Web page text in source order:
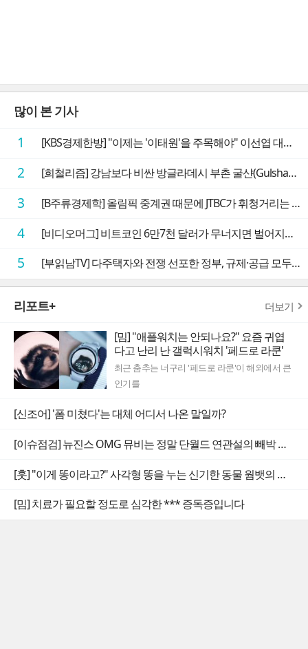
많이 본 기사
1 [KBS경제한방] "이제는 '이태원'을 주목해야" 이선엽 대표가 말하는 AI 시대 투자 성과를 가르는 지점들
2 [희철리즘] 강남보다 비싼 방글라데시 부촌 굴샨(Gulshan)의 극단적인 모습에 충격을 받다
3 [B주류경제학] 올림픽 중계권 때문에 JTBC가 휘청거리는 이유
4 [비디오머그] 비트코인 6만7천 달러가 무너지면 벌어지는 일
5 [부읽남TV] 다주택자와 전쟁 선포한 정부, 규제·공급 모두 실효성 의문
리포트+ 더보기
[밈] "애플워치는 안되나요?" 요즘 귀엽
다고 난리 난 갤럭시워치 '페드로 라쿤'
최근 춤추는 너구리 '페드로 라쿤'이 해외에서 큰
인기를
[신조어] '폼 미쳤다'는 대체 어디서 나온 말일까?
[이슈점검] 뉴진스 OMG 뮤비는 정말 단월드 연관설의 빼박 증거일까
[훗] "이게 똥이라고?" 사각형 똥을 누는 신기한 동물 웜뱃의 비밀
[밈] 치료가 필요할 정도로 심각한 *** 증독증입니다